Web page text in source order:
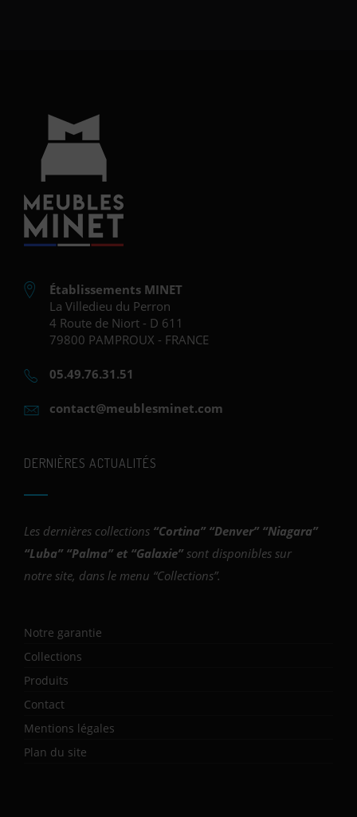
Établissements MINET
La Villedieu du Perron
4 Route de Niort - D 611
79800 PAMPROUX - FRANCE
05.49.76.31.51
contact@meublesminet.com
DERNIÈRES ACTUALITÉS
Les dernières collections “Cortina” “Denver” “Niagara”
“Luba” “Palma” et “Galaxie” sont disponibles sur
notre site, dans le menu “Collections”.
Notre garantie
Collections
Produits
Contact
Mentions légales
Plan du site